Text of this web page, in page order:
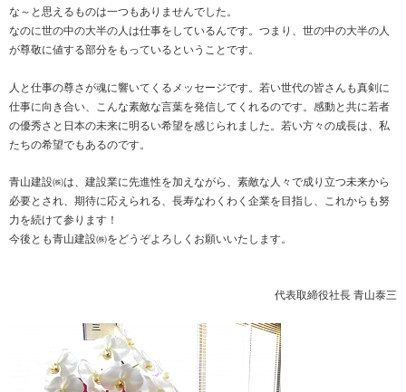
な～と思えるものは一つもありませんでした。
なのに世の中の大半の人は仕事をしているんです。つまり、世の中の大半の人
が尊敬に値する部分をもっているということです。
人と仕事の尊さが魂に響いてくるメッセージです。若い世代の皆さんも真剣に
仕事に向き合い、こんな素敵な言葉を発信してくれるのです。感動と共に若者
の優秀さと日本の未来に明るい希望を感じられました。若い方々の成長は、私
たちの希望でもあるのです。
青山建設㈱は、建設業に先進性を加えながら、素敵な人々で成り立つ未来から
必要とされ、期待に応えられる、長寿なわくわく企業を目指し、これからも努
力を続けて参ります！
今後とも青山建設㈱をどうぞよろしくお願いいたします。
代表取締役社長 青山泰三